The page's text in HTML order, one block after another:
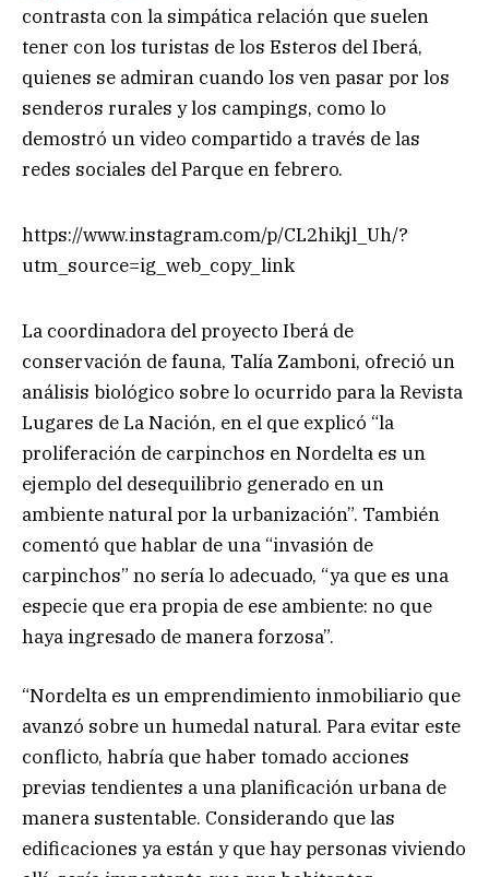
contrasta con la simpática relación que suelen
tener con los turistas de los Esteros del Iberá,
quienes se admiran cuando los ven pasar por los
senderos rurales y los campings, como lo
demostró un video compartido a través de las
redes sociales del Parque en febrero.
https://www.instagram.com/p/CL2hikjl_Uh/?
utm_source=ig_web_copy_link
La coordinadora del proyecto Iberá de
conservación de fauna, Talía Zamboni, ofreció un
análisis biológico sobre lo ocurrido para la Revista
Lugares de La Nación, en el que explicó “la
proliferación de carpinchos en Nordelta es un
ejemplo del desequilibrio generado en un
ambiente natural por la urbanización”. También
comentó que hablar de una “invasión de
carpinchos” no sería lo adecuado, “ya que es una
especie que era propia de ese ambiente: no que
haya ingresado de manera forzosa”.
“Nordelta es un emprendimiento inmobiliario que
avanzó sobre un humedal natural. Para evitar este
conflicto, habría que haber tomado acciones
previas tendientes a una planificación urbana de
manera sustentable. Considerando que las
edificaciones ya están y que hay personas viviendo